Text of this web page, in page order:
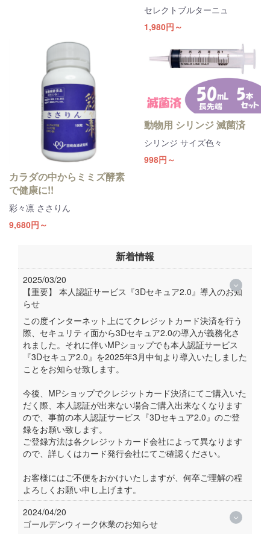
セレクトブルターニュ
1,980円～
カラダの中からミミズ酵素
で健康に!!
彩々凛 ささりん
9,680円～
動物用 シリンジ 滅菌済
シリンジ サイズ色々
998円～
新着情報
2025/03/20
【重要】 本人認証サービス『3Dセキュア2.0』導入のお知
らせ
この度インターネット上にてクレジットカード決済を行う
際、セキュリティ面から3Dセキュア2.0の導入が義務化さ
れました。それに伴いMPショップでも本人認証サービス
『3Dセキュア2.0』を2025年3月中旬より導入いたしました
ことをお知らせ致します。
今後、MPショップでクレジットカード決済にてご購入いた
だく際、本人認証が出来ない場合ご購入出来なくなります
ので、事前の本人認証サービス『3Dセキュア2.0』のご登
録をお願い致します。
ご登録方法は各クレジットカード会社によって異なります
ので、詳しくはカード発行会社にてご確認ください。
お客様にはご不便をおかけいたしますが、何卒ご理解の程
よろしくお願い申し上げます。
2024/04/20
ゴールデンウィーク休業のお知らせ